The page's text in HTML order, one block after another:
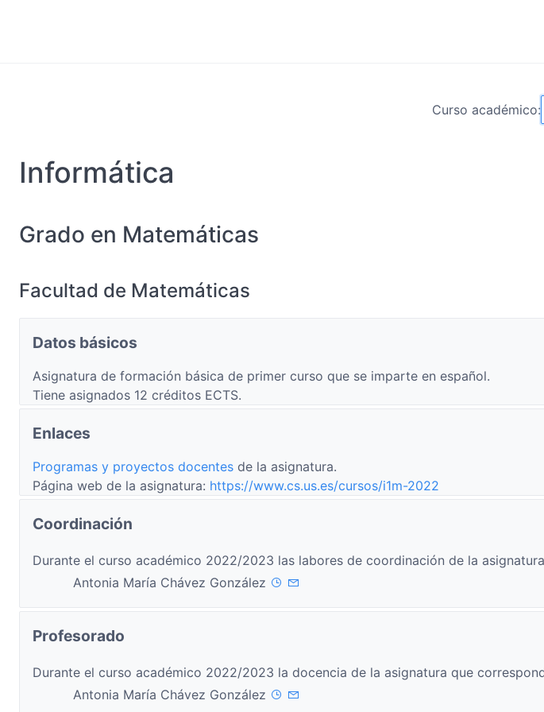
Curso académico:
Informática
Grado en Matemáticas
Facultad de Matemáticas
Datos básicos
Asignatura de formación básica de primer curso que se imparte en español.
Tiene asignados 12 créditos ECTS.
Enlaces
Programas y proyectos docentes de la asignatura.
Página web de la asignatura: https://www.cs.us.es/cursos/i1m-2022
Coordinación
Durante el curso académico 2022/2023 las labores de coordinación de la
Antonia María Chávez González
Profesorado
Durante el curso académico 2022/2023 la docencia de la asignatura que
Antonia María Chávez González